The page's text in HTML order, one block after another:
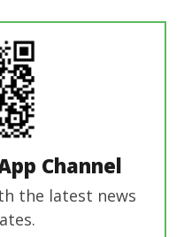
Channel
the latest news